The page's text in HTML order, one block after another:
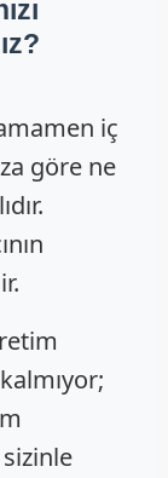
iç
göre ne
sizinle